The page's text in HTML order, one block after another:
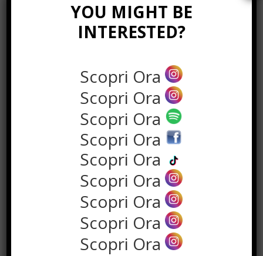
aprirsi?
W X T Li
YOU MIGHT BE
INTERESTED?
Scopri Ora
Scopri Ora
Scopri Ora
Scopri Ora
Scopri Ora
Scopri Ora
Scopri Ora
Scopri Ora
Scopri Ora